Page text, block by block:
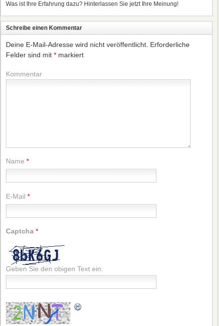
Was ist Ihre Erfahrung dazu? Hinterlassen Sie jetzt Ihre Meinung!
Schreibe einen Kommentar
Deine E-Mail-Adresse wird nicht veröffentlicht. Erforderliche
Felder sind mit * markiert
Kommentar
Name *
E-Mail *
Captcha *
Geben Sie den obigen Text ein: